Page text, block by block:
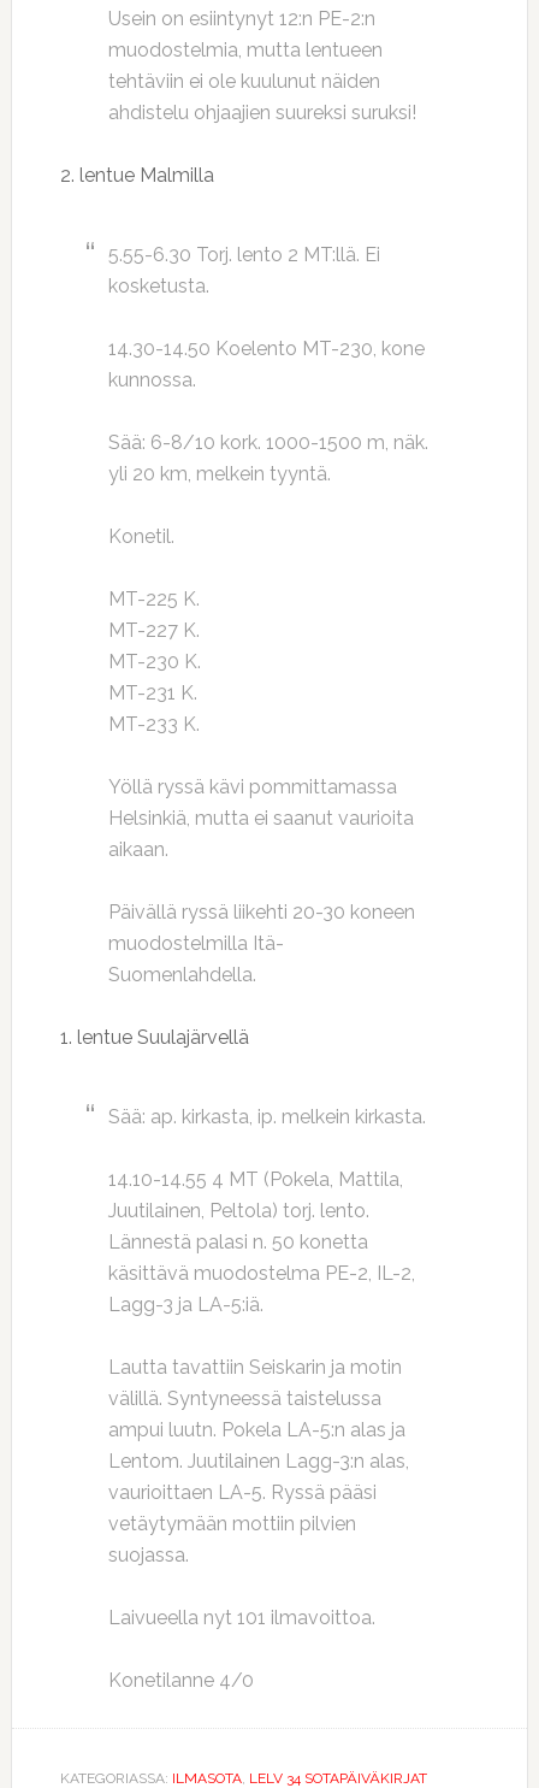
Usein on esiintynyt 12:n PE-2:n
muodostelmia, mutta lentueen
tehtäviin ei ole kuulunut näiden
ahdistelu ohjaajien suureksi suruksi!
2. lentue Malmilla
5.55-6.30 Torj. lento 2 MT:llä. Ei
kosketusta.
14.30-14.50 Koelento MT-230, kone
kunnossa.
Sää: 6-8/10 kork. 1000-1500 m, näk.
yli 20 km, melkein tyyntä.
Konetil.
MT-225 K.
MT-227 K.
MT-230 K.
MT-231 K.
MT-233 K.
Yöllä ryssä kävi pommittamassa
Helsinkiä, mutta ei saanut vaurioita
aikaan.
Päivällä ryssä liikehti 20-30 koneen
muodostelmilla Itä-
Suomenlahdella.
1. lentue Suulajärvellä
Sää: ap. kirkasta, ip. melkein kirkasta.
14.10-14.55 4 MT (Pokela, Mattila,
Juutilainen, Peltola) torj. lento.
Lännestä palasi n. 50 konetta
käsittävä muodostelma PE-2, IL-2,
Lagg-3 ja LA-5:iä.
Lautta tavattiin Seiskarin ja motin
välillä. Syntyneessä taistelussa
ampui luutn. Pokela LA-5:n alas ja
Lentom. Juutilainen Lagg-3:n alas,
vaurioittaen LA-5. Ryssä pääsi
vetäytymään mottiin pilvien
suojassa.
Laivueella nyt 101 ilmavoittoa.
Konetilanne 4/0
KATEGORIASSA: ILMASOTA, LELV 34 SOTAPÄIVÄKIRJAT